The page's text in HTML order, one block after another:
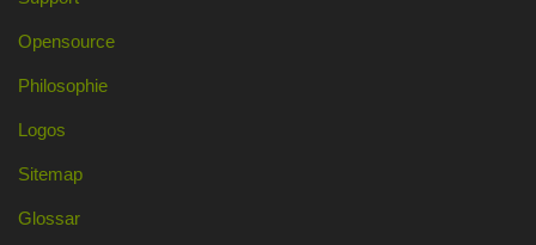
Opensource
Philosophie
Logos
Sitemap
Glossar